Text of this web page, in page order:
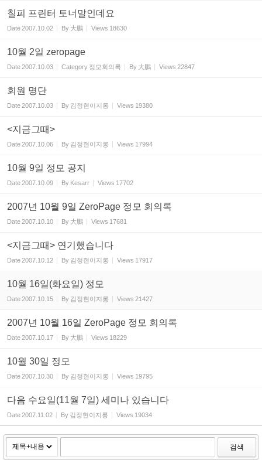
칠피 프린터 토너말인데요
Date2007.10.02 By 大鵬 Views 18630
10월 2일 zeropage
Date2007.10.03 Category 정모회의록 By 大鵬 Views 22847
회원 명단
Date2007.10.03 By 김정현이지롱 Views 19380
<지금그때>
Date2007.10.06 By 김정현이지롱 Views 17994
10월 9일 정모 공지
Date2007.10.09 By Kesarr Views 17702
2007년 10월 9일 ZeroPage 정모 회의록
Date2007.10.10 By 大鵬 Views 17681
<지금그때> 연기했습니다
Date2007.10.12 By 김정현이지롱 Views 17917
10월 16일(화요일) 정모
Date2007.10.15 By 김정현이지롱 Views 21427
2007년 10월 16일 ZeroPage 정모 회의록
Date2007.10.17 By 大鵬 Views 18229
10월 30일 정모
Date2007.10.30 By 김정현이지롱 Views 19795
다음 수요일(11월 7일) 세미나 있습니다
Date2007.11.02 By 김정현이지롱 Views 19034
검색